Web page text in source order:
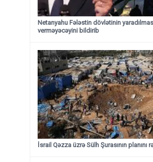
Netanyahu Fələstin dövlətinin
verməyəcəyini bildirib
İsrail Qəzza üzrə Sülh Şurasının planını